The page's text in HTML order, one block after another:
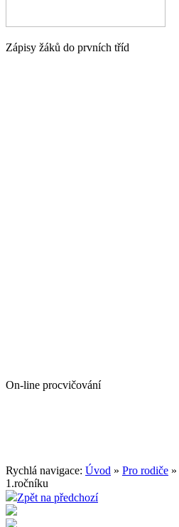
Zápisy žáků do prvních tříd
On-line procvičování
Rychlá navigace: Úvod » Pro rodiče »
1.ročníku
Zpět na předchozí